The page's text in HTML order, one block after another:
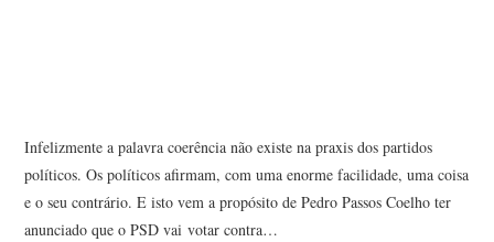
Infelizmente a palavra coerência não existe na praxis dos partidos
políticos. Os políticos afirmam, com uma enorme facilidade, uma coisa
e o seu contrário. E isto vem a propósito de Pedro Passos Coelho ter
anunciado que o PSD vai votar contra…